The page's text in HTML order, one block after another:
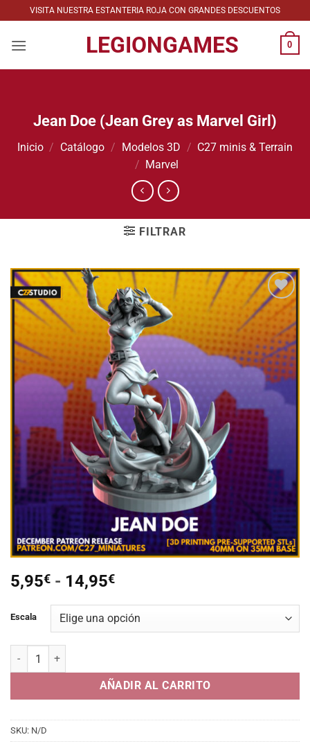
al
contenido
VISITA NUESTRA ESTANTERIA ROJA CON GRANDES DESCUENTOS
LEGIONGAMES 0
Jean Doe (Jean Grey as Marvel Girl)
Inicio / Catálogo / Modelos 3D / C27 minis & Terrain
/ Marvel
FILTRAR
Añadir
a la
lista de
deseos
5,95€ - 14,95€Rango
precios:
desde
14,95€
Escala
Jean Doe (Jean Grey as Marvel Girl) cantidad
AÑADIR AL CARRITO
SKU: N/D